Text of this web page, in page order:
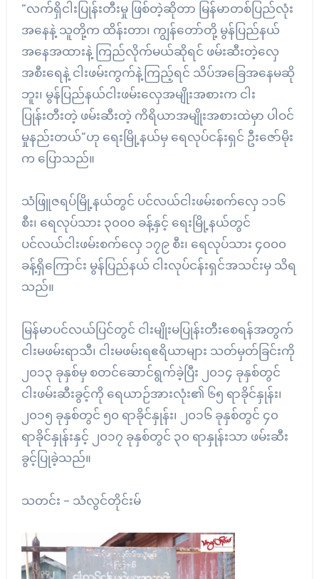
“လက်ရှိငါးပြုန်းတီးမှု ဖြစ်တဲ့ဆိုတာ မြန်မာတစ်ပြည်လုံး
အနေနဲ့ သူတို့က ထိန်းတာ၊ ကျွန်တော်တို့ မွန်ပြည်နယ်
အနေအထားနဲ့ ကြည်လိုက်မယ်ဆိုရင် ဖမ်းဆီးတဲ့လှေ
အစီးရေနဲ့ ငါးဖမ်းကွက်နဲ့ကြည့်ရင် သိပ်အခြေအနေမဆို
ဘူး၊ မွန်ပြည်နယ်ငါးဖမ်းလှေအမျိုးအစားက ငါး
ပြုန်းတီးတဲ့ ဖမ်းဆီးတဲ့ ကိရိယာအမျိုးအစားထဲမှာ ပါဝင်
မှုနည်းတယ်”ဟု ရေးမြို့နယ်မှ ရေလုပ်ငန်းရှင် ဦးဇော်မိုး
က ပြောသည်။
သံဖြူဇရပ်မြို့နယ်တွင် ပင်လယ်ငါးဖမ်းစက်လှေ ၁၁၆
စီး၊ ရေလုပ်သား ၃၀၀၀ ခန့်နှင့် ရေးမြို့နယ်တွင်
ပင်လယ်ငါးဖမ်းစက်လှေ ၁၇၉ စီး၊ ရေလုပ်သား ၄၀၀၀
ခန့်ရှိကြောင်း မွန်ပြည်နယ် ငါးလုပ်ငန်းရှင်အသင်းမှ သိရ
သည်။
မြန်မာပင်လယ်ပြင်တွင် ငါးမျိုးမပြုန်းတီးစေရန်အတွက်
ငါးမဖမ်းရာသီ၊ ငါးမဖမ်းရဧရိယာများ သတ်မှတ်ခြင်းကို
၂၀၁၃ ခုနှစ်မှ စတင်ဆောင်ရွက်ခဲ့ပြီး ၂၀၁၄ ခုနှစ်တွင်
ငါးဖမ်းဆီးခွင့်ကို ရေယာဉ်အားလုံး၏ ၆၅ ရာခိုင်နှုန်း၊
၂၀၁၅ ခုနှစ်တွင် ၅၀ ရာခိုင်နှုန်း၊ ၂၀၁၆ ခုနှစ်တွင် ၄၀
ရာခိုင်နှုန်းနှင့် ၂၀၁၇ ခုနှစ်တွင် ၃၀ ရာနှုန်းသာ ဖမ်းဆီး
ခွင့်ပြုခဲ့သည်။
သတင်း – သံလွင်တိုင်းမ်